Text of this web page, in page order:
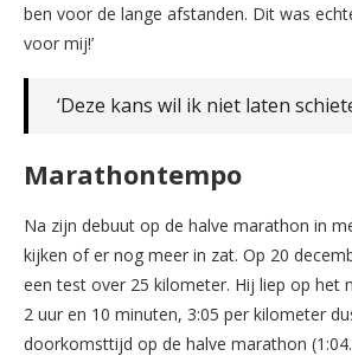
ben voor de lange afstanden. Dit was
voor mij!’
‘Deze kans wil ik niet laten
Marathontempo
Na zijn debuut op de halve marathon in
kijken of er nog meer in zat. Op 20
een test over 25 kilometer. Hij liep op het
2 uur en 10 minuten, 3:05 per kilometer
doorkomsttijd op de halve marathon